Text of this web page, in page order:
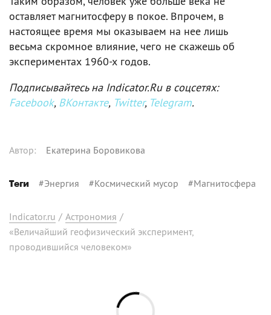
оставляет магнитосферу в покое. Впрочем, в
настоящее время мы оказываем на нее лишь
весьма скромное влияние, чего не скажешь об
экспериментах 1960-х годов.
Подписывайтесь на Indicator.Ru в соцсетях:
Facebook, ВКонтакте, Twitter, Telegram.
Автор: Екатерина Боровикова
Теги #Энергия #Космический мусор #Магнитосфера
Indicator.ru / Астрономия /
«Величайший геофизический эксперимент,
проводившийся человеком»